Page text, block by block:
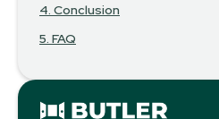
4. Conclusion
5. FAQ